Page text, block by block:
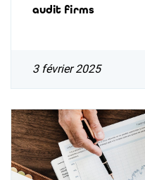
audit firms
3 février 2025